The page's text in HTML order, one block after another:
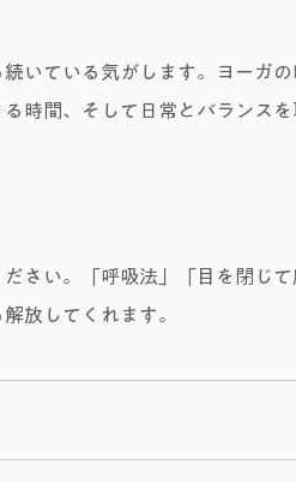
いている気がします。ヨーガの
時間、そして日常とバランスを
さい。「呼吸法」「目を閉じて
放してくれます。